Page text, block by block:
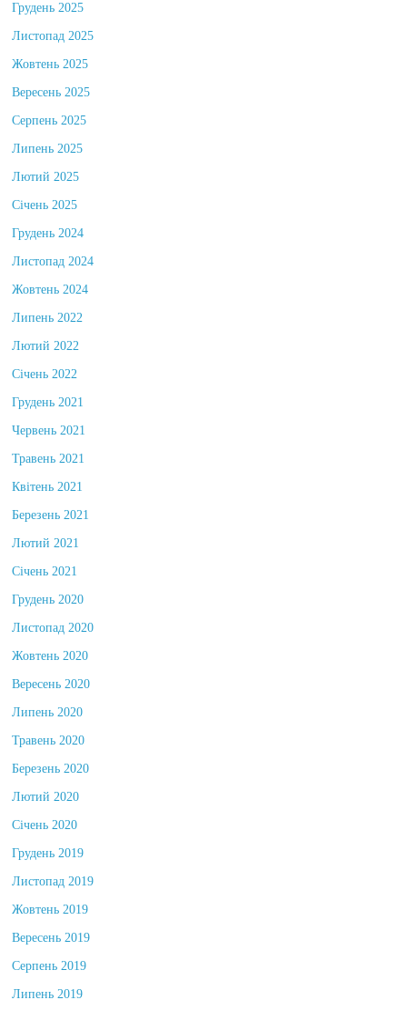
Грудень 2025
Листопад 2025
Жовтень 2025
Вересень 2025
Серпень 2025
Липень 2025
Лютий 2025
Січень 2025
Грудень 2024
Листопад 2024
Жовтень 2024
Липень 2022
Лютий 2022
Січень 2022
Грудень 2021
Червень 2021
Травень 2021
Квітень 2021
Березень 2021
Лютий 2021
Січень 2021
Грудень 2020
Листопад 2020
Жовтень 2020
Вересень 2020
Липень 2020
Травень 2020
Березень 2020
Лютий 2020
Січень 2020
Грудень 2019
Листопад 2019
Жовтень 2019
Вересень 2019
Серпень 2019
Липень 2019